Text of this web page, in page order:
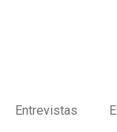
Entrevistas